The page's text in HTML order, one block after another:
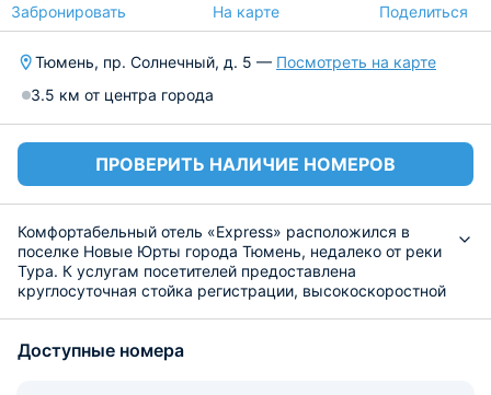
Забронировать На карте Поделиться
Тюмень, пр. Солнечный, д. 5 — Посмотреть на карте
3.5 км от центра города
ПРОВЕРИТЬ НАЛИЧИЕ НОМЕРОВ
Комфортабельный отель «Express» расположился в
поселке Новые Юрты города Тюмень, недалеко от реки
Тура. К услугам посетителей предоставлена
круглосуточная стойка регистрации, высокоскоростной
К размещению подготовлены номера разного уровня
Доступные номера